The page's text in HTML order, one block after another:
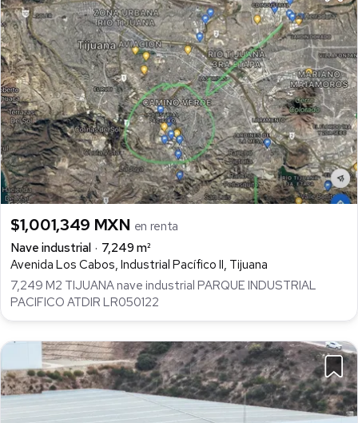
$1,001,349 MXN en renta
Nave industrial
7,249 m²
Avenida Los Cabos, Industrial Pacífico II, Tijuana
7,249 M2 TIJUANA nave industrial PARQUE INDUSTRIAL
PACIFICO ATDIR LR050122